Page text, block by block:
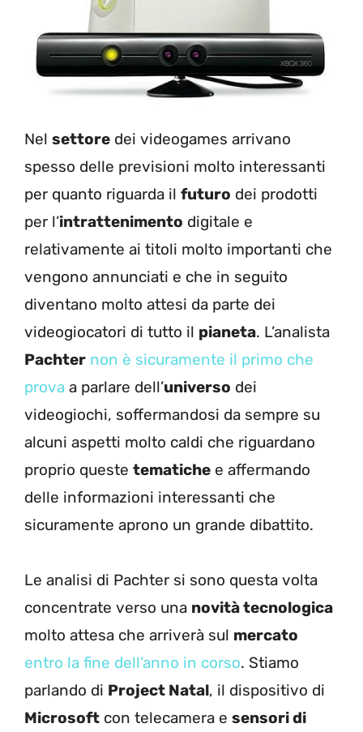
Nel settore dei videogames arrivano
spesso delle previsioni molto interessanti
per quanto riguarda il futuro dei prodotti
per l’intrattenimento digitale e
relativamente ai titoli molto importanti che
vengono annunciati e che in seguito
diventano molto attesi da parte dei
videogiocatori di tutto il pianeta. L’analista
Pachter non è sicuramente il primo che
prova a parlare dell’universo dei
videogiochi, soffermandosi da sempre su
alcuni aspetti molto caldi che riguardano
proprio queste tematiche e affermando
delle informazioni interessanti che
sicuramente aprono un grande dibattito.
Le analisi di Pachter si sono questa volta
concentrate verso una novità tecnologica
molto attesa che arriverà sul mercato
entro la fine dell’anno in corso. Stiamo
parlando di Project Natal, il dispositivo di
Microsoft con telecamera e sensori di